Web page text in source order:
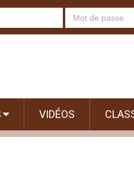
VIDÉOS